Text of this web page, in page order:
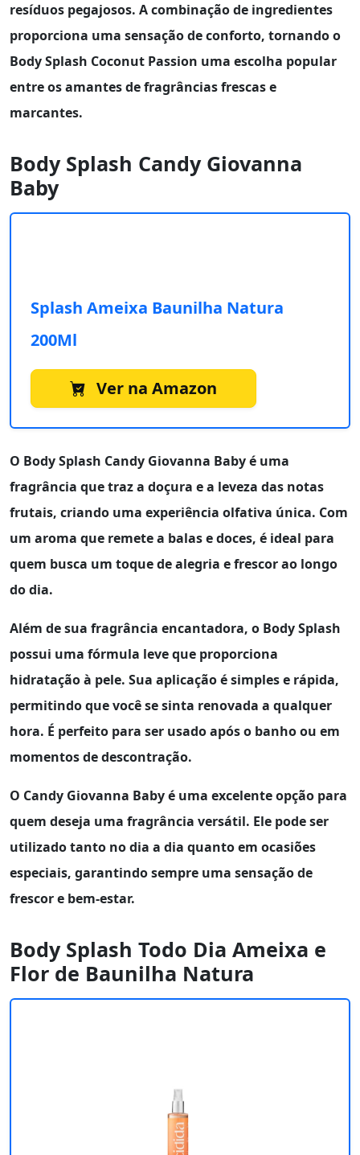
resíduos pegajosos. A combinação de ingredientes
proporciona uma sensação de conforto, tornando o
Body Splash Coconut Passion uma escolha popular
entre os amantes de fragrâncias frescas e
marcantes.
Body Splash Candy Giovanna
Baby
Splash Ameixa Baunilha Natura
200Ml
Ver na Amazon
O Body Splash Candy Giovanna Babyé uma
fragrância que traz a doçura e a leveza das notas
frutais, criando uma experiência olfativa única. Com
um aroma que remete a balas e doces, é ideal para
quem busca um toque de alegria e frescor ao longo
do dia.
Além de sua fragrância encantadora, o Body Splash
possui uma fórmula leve que proporciona
hidratação à pele. Sua aplicação é simples e rápida,
permitindo que você se sinta renovada a qualquer
hora. É perfeito para ser usado após o banho ou em
momentos de descontração.
O Candy Giovanna Babyé uma excelente opção para
quem deseja uma fragrância versátil. Ele pode ser
utilizado tanto no dia a dia quanto em ocasiões
especiais, garantindo sempre uma sensação de
frescor e bem-estar.
Body Splash Todo Dia Ameixa e
Flor de Baunilha Natura